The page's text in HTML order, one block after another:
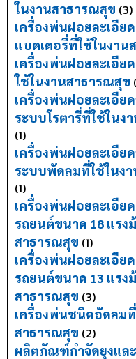
ในงานสาธารณสุข (3)
เครื่องพ่นฝอยละเอีย
แบตเตอรี่ที่ใช้ในงาน
เครื่องพ่นฝอยละเอีย
ใช้ในงานสาธารณสุข
เครื่องพ่นฝอยละเอีย
ระบบโรตารี่ที่ใช้ในง
(1)
เครื่องพ่นฝอยละเอีย
ระบบพัดลมที่ใช้ในง
(1)
เครื่องพ่นฝอยละเอีย
รถยนต์ขนาด 18 แรง
สาธารณสุข (1)
เครื่องพ่นฝอยละเอีย
รถยนต์ขนาด 13 แรง
สาธารณสุข (3)
เครื่องพ่นชนิดอัดลม
สาธารณสุข (2)
ผลิตภัณฑ์กำจัดยุงแล